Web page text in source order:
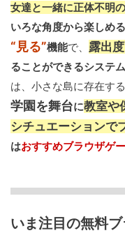
女達と一緒に正体不明
いろな角度から楽しめる
“見る”機能で、 露出
ることができるシステ
は、小さな島に存在する
学園を舞台に教室や
シチュエーションで
はおすすめブラウザゲ
いま注目の無料ブ